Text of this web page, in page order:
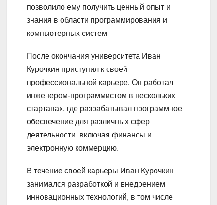
позволило ему получить ценный опыт и
знания в области программирования и
компьютерных систем.
После окончания университета Иван
Курочкин приступил к своей
профессиональной карьере. Он работал
инженером-программистом в нескольких
стартапах, где разрабатывал программное
обеспечение для различных сфер
деятельности, включая финансы и
электронную коммерцию.
В течение своей карьеры Иван Курочкин
занимался разработкой и внедрением
инновационных технологий, в том числе